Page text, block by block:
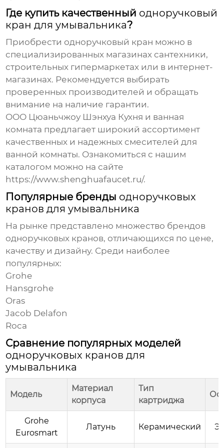
Где купить качественный одноручковый
кран для умывальника?
Приобрести одноручковый кран можно в
специализированных магазинах сантехники,
строительных гипермаркетах или в интернет-
магазинах. Рекомендуется выбирать
проверенных производителей и обращать
внимание на наличие гарантии.
ООО Цюаньчжоу Шэнхуа Кухня и ванная
комната предлагает широкий ассортимент
качественных и надежных смесителей для
ванной комнаты. Ознакомиться с нашим
каталогом можно на сайте
https://www.shenghuafaucet.ru/.
Популярные бренды одноручковых
кранов для умывальника
На рынке представлено множество брендов
одноручковых кранов, отличающихся по цене,
качеству и дизайну. Среди наиболее
популярных:
Grohe
Hansgrohe
Oras
Jacob Delafon
Roca
Сравнение популярных моделей
одноручковых кранов для
умывальника
Модель
Материал
корпуса
Тип
картриджа
Grohe
Eurosmart
Латунь Керамический